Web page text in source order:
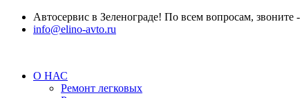
Автосервис в Зеленограде! По всем вопросам, звоните -
info@elino-avto.ru
О НАС
Ремонт легковых